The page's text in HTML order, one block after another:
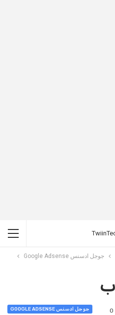
جوجل ادسنس Google Adsense
جوجل ادسنس GOOGLE ADSENSE